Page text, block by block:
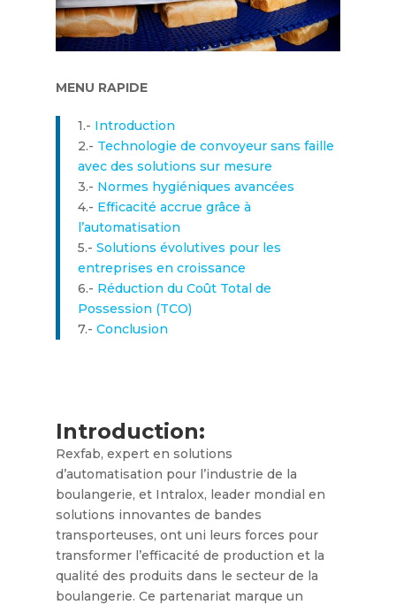
MENU RAPIDE
1.- Introduction
2.- Technologie de convoyeur sans faille
avec des solutions sur mesure
3.- Normes hygiéniques avancées
4.- Efficacité accrue grâce à
l’automatisation
5.- Solutions évolutives pour les
entreprises en croissance
6.- Réduction du Coût Total de
Possession (TCO)
7.- Conclusion
Introduction:
Rexfab, expert en solutions
d’automatisation pour l’industrie de la
boulangerie, et Intralox, leader mondial en
solutions innovantes de bandes
transporteuses, ont uni leurs forces pour
transformer l’efficacité de production et la
qualité des produits dans le secteur de la
boulangerie. Ce partenariat marque un